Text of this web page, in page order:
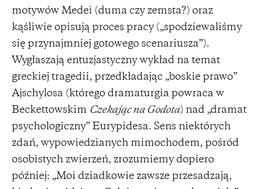
motywów Medei (duma czy zemsta?) oraz
kąśliwie opisują proces pracy („spodziewaliśmy
się przynajmniej gotowego scenariusza”).
Wygłaszają entuzjastyczny wykład na temat
greckiej tragedii, przedkładając „boskie prawo”
Ajschylosa (którego dramaturgia powraca w
Beckettowskim Czekając na Godota) nad „dramat
psychologiczny” Eurypidesa. Sens niektórych
zdań, wypowiedzianych mimochodem, pośród
osobistych zwierzeń, zrozumiemy dopiero
później: „Moi dziadkowie zawsze przesadzają,